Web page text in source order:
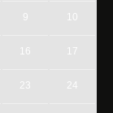
9 10
16 17
23 24